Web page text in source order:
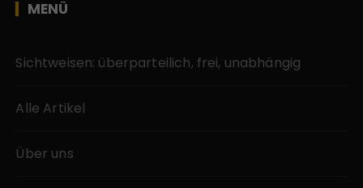
MENÜ
Sichtweisen: überparteilich, frei, unabhängig
Alle Artikel
Über uns